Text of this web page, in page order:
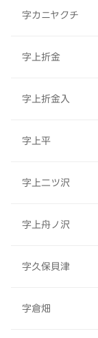
字カニヤクチ
字上折金
字上折金入
字上平
字上二ツ沢
字上舟ノ沢
字久保貝津
字倉畑